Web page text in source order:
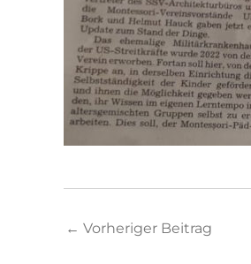
← Vorheriger Beitrag